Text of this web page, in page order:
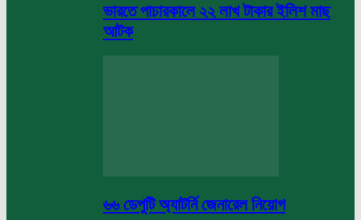
ভারতে পাচারকালে ২২ লাখ টাকার ইলিশ মাছ
আটক
৬৬ ডেপুটি অ্যাটর্নি জেনারেল নিয়োগ